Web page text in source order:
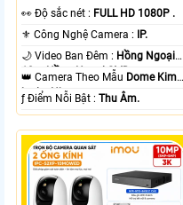
️👀 Độ sắc nét : FULL HD 1080P .
⚜️ Công Nghệ Camera :
IP.
🌙 Video Ban Đêm : Hồng Ngoại
10m Hồng Ngoại SMD.
👑 Camera Theo Mẫu Dome Kim
loại + Nhựa.
️ƒ Điểm Nỗi Bật :Thu Âm.